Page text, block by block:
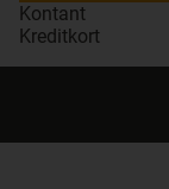
Kontant
Kreditkort